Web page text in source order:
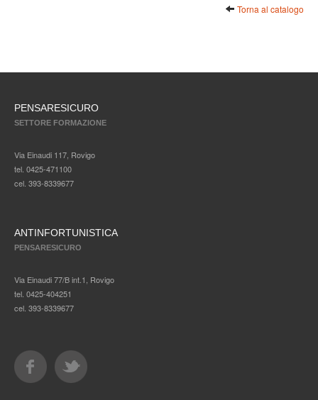
Torna al catalogo
PENSARESICURO
SETTORE FORMAZIONE
Via Einaudi 117, Rovigo
tel. 0425-471100
cel. 393-8339677
ANTINFORTUNISTICA
PENSARESICURO
Via Einaudi 77/B int.1, Rovigo
tel. 0425-404251
cel. 393-8339677